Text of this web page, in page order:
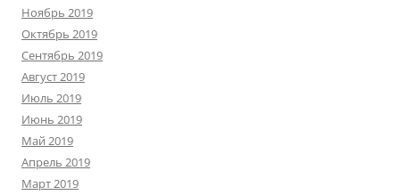
Ноябрь 2019
Октябрь 2019
Сентябрь 2019
Август 2019
Июль 2019
Июнь 2019
Май 2019
Апрель 2019
Март 2019